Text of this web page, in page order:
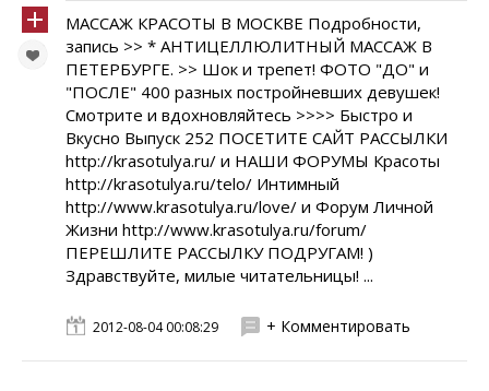
МАССАЖ КРАСОТЫ В МОСКВЕ Подробности,
запись >> * АНТИЦЕЛЛЮЛИТНЫЙ МАССАЖ В
ПЕТЕРБУРГЕ. >> Шок и трепет! ФОТО "ДО" и
"ПОСЛЕ" 400 разных постройневших девушек!
Смотрите и вдохновляйтесь >>>> Быстро и
Вкусно Выпуск 252 ПОСЕТИТЕ САЙТ РАССЫЛКИ
http://krasotulya.ru/ и НАШИ ФОРУМЫ Красоты
http://krasotulya.ru/telo/ Интимный
http://www.krasotulya.ru/love/ и Форум Личной
Жизни http://www.krasotulya.ru/forum/
ПЕРЕШЛИТЕ РАССЫЛКУ ПОДРУГАМ! )
Здравствуйте, милые читательницы! ...
2012-08-04 00:08:29 + Комментировать